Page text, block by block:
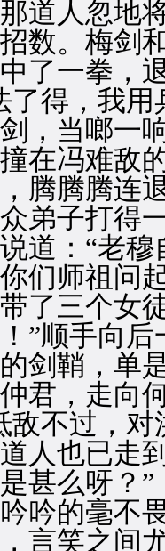
道人忽地
数。梅剑
了一拳，
了得，我
，当啷一
在冯难敌
腾腾腾连
子打得一
道：“老
们师祖问
了三个女
”顺手向
剑鞘，单
君，走向
敌不过，
人也已走
甚么呀？”
的毫不畏
言笑之间